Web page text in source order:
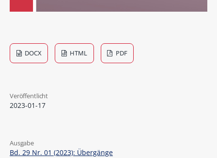
DOCX HTML PDF
Veröffentlicht
2023-01-17
Ausgabe
Bd. 29 Nr. 01 (2023): Übergänge